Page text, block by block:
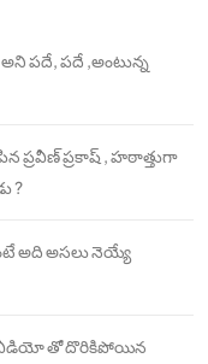
పదే, పదే ,అంటున్న
ప్రవీణ్ ప్రకాష్ , హఠాత్తుగా
?
అది అసలు నెయ్యే
వీడియో తో దొరికిపోయిన